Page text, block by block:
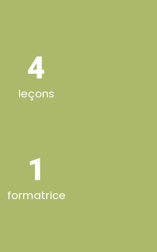
4
leçons
1
formatrice